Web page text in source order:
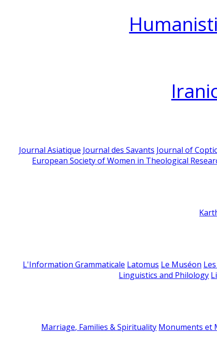
Journal Asiatique Journal des Savants Journal of
European Society of Women in Theological
L'Information Grammaticale Latomus Le Muséon
Linguistics and Philology
Marriage, Families & Spirituality Monuments et